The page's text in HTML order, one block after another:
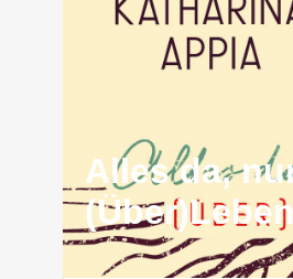
Alles da,